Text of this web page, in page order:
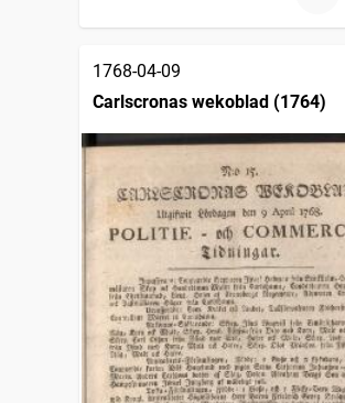
1768-04-09
Carlscronas wekoblad (1764)